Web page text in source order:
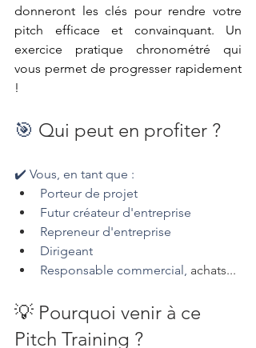
donneront les clés pour rendre votre
pitch efficace et convainquant. Un
exercice pratique chronométré qui
vous permet de progresser rapidement
!
🎯 Qui peut en profiter ?
✔️ Vous, en tant que :
Porteur de projet
Futur créateur d'entreprise
Repreneur d'entreprise
Dirigeant
Responsable commercial, achats...
💡 Pourquoi venir à ce
Pitch Training ?